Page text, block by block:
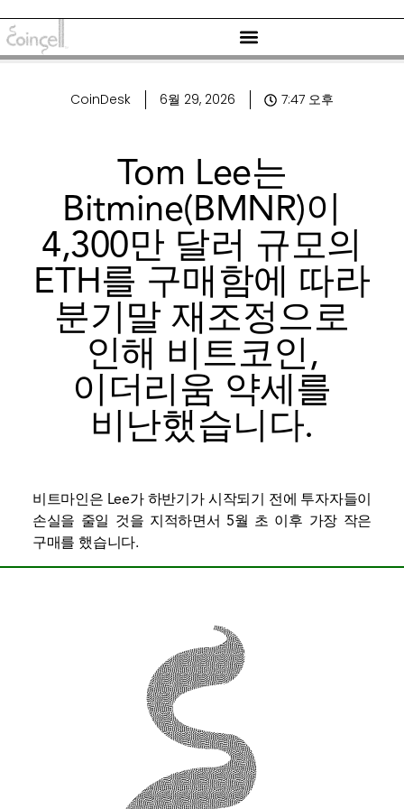
CoinDesk 6월 29, 2026 7:47 오후
Tom Lee는
Bitmine(BMNR)이
4,300만 달러 규모의
ETH를 구매함에 따라
분기말 재조정으로
인해 비트코인,
이더리움 약세를
비난했습니다.
비트마인은 Lee가 하반기가 시작되기 전에 투자자들이
손실을 줄일 것을 지적하면서 5월 초 이후 가장 작은
구매를 했습니다.